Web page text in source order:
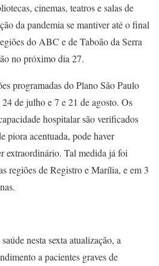
cinemas, teatros e salas de
da pandemia se mantiver até o final
do ABC e de Taboão da Serra
no próximo dia 27.
programadas do Plano São Paulo
de julho e 7 e 21 de agosto. Os
hospitalar são verificados
piora acentuada, pode haver
extraordinário. Tal medida já foi
regiões de Registro e Marília, e em 3
nesta sexta atualização, a
a pacientes graves de